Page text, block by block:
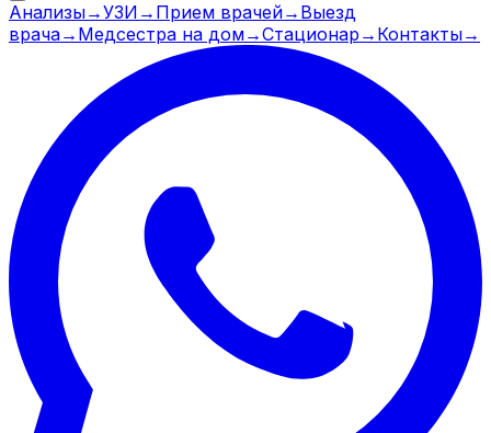
Анализы→УЗИ → Прием врачей→ Выезд
врача→ Медсестра на дом→Стационар → Контакты→